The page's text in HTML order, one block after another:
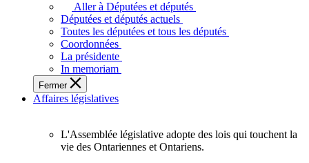
députés
vous
représentent
sein
de
l'Assemblée
législative
l'Ontario.
Aller à Députées et députés
Députées et députés actuels
Toutes les députées et tous les députés
Coordonnées
La présidente
In memoriam
Fermer
Affaires législatives
L'Assemblée
L'Assemblée législative adopte des lois qui touchent la
vie des Ontariennes et Ontariens.